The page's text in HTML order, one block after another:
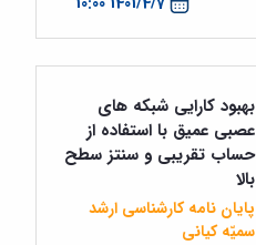
بهبود کارایی شبکه های
عصبی عمیق با استفاده از
حساب تقریبی و سنتز سطح
بالا
پایان نامه کارشناسی ارشد
سمیّه کیانی